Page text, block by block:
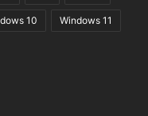
10 Windows 11